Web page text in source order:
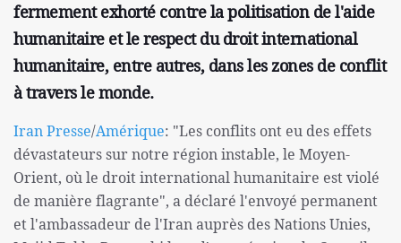
fermement exhorté contre la politisation de l'aide
humanitaire et le respect du droit international
humanitaire, entre autres, dans les zones de conflit
à travers le monde.
Iran Presse/Amérique: "Les conflits ont eu des effets
dévastateurs sur notre région instable, le Moyen-
Orient, où le droit international humanitaire est violé
de manière flagrante", a déclaré l'envoyé permanent
et l'ambassadeur de l'Iran auprès des Nations Unies,